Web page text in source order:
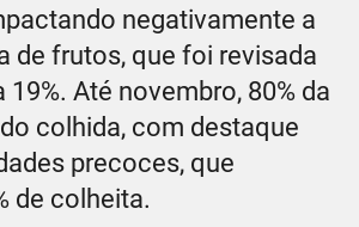
negativamente a
de frutos, que foi revisada
19%. Até novembro, 80% da
colhida, com destaque
precoces, que
de colheita.